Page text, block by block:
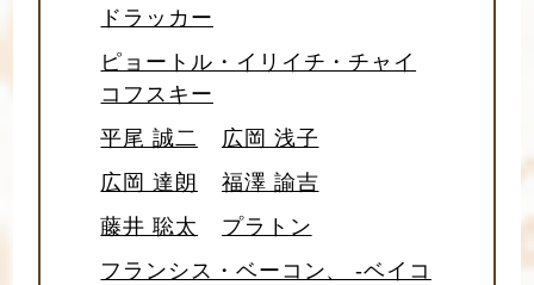
ドラッカー
ピョートル・イリイチ・チャイ
コフスキー
平尾 誠二
広岡 浅子
広岡 達朗
福澤 諭吉
藤井 聡太
プラトン
フランシス・ベーコン、 -ベイコ